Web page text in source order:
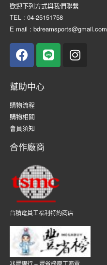
歡迎下列方式與我們聯繫
TEL : 04-25151758
E mail : bdreamsports@gmail.com
幫助中心
購物流程
購物相關
會員須知
合作廠商
台積電員工福利特約商店